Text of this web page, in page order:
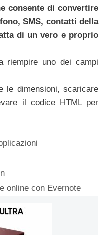
consente di convertire
SMS, contatti della
di un vero e proprio
riempire uno dei campi
le dimensioni, scaricare
il codice HTML per
online con Evernote